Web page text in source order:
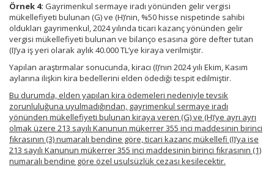
Örnek 4: Gayrimenkul sermaye iradı yönünden gelir vergisi
mükellefiyeti bulunan (G) ve (H)’nin, %50 hisse nispetinde sahibi
oldukları gayrimenkul, 2024 yılında ticari kazanç yönünden gelir
vergisi mükellefiyeti bulunan ve bilanço esasına göre defter tutan
(I)’ya iş yeri olarak aylık 40.000 TL’ye kiraya verilmiştir.
Yapılan araştırmalar sonucunda, kiracı (I)’nın 2024 yılı Ekim, Kasım
aylarına ilişkin kira bedellerini elden ödediği tespit edilmiştir.
Bu durumda, elden yapılan kira ödemeleri nedeniyle tevsik
zorunluluğuna uyulmadığından, gayrimenkul sermaye iradı
yönünden mükellefiyeti bulunan kiraya veren (G) ve (H)’ye ayrı ayrı
olmak üzere 213 sayılı Kanunun mükerrer 355 inci maddesinin birinci
fıkrasının (3) numaralı bendine göre, ticari kazanç mükellefi (I)’ya ise
213 sayılı Kanunun mükerrer 355 inci maddesinin birinci fıkrasının (1)
numaralı bendine göre özel usulsüzlük cezası kesilecektir.